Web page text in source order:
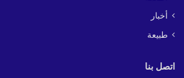
أخبار
طبيعة
اتصل بنا